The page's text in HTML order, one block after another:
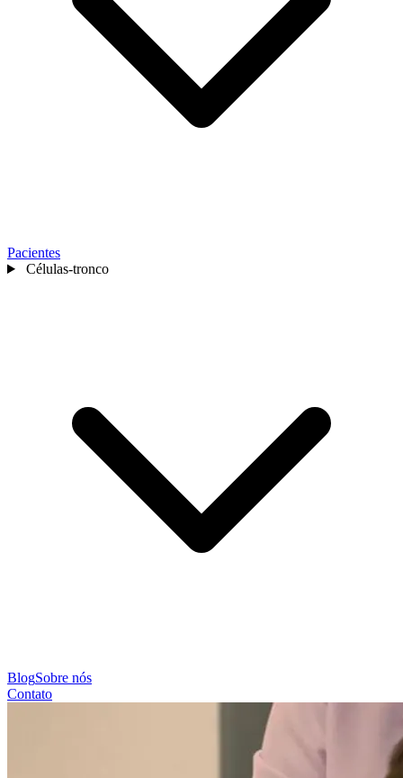
Pacientes
Células-tronco
BlogSobre nós
Contato